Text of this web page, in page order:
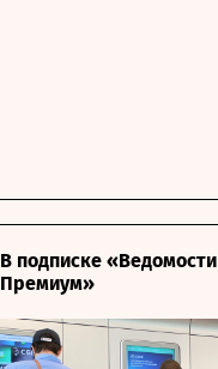
В подписке «Ведомости
Премиум»